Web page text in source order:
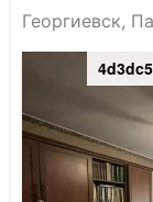
Георгиевск,